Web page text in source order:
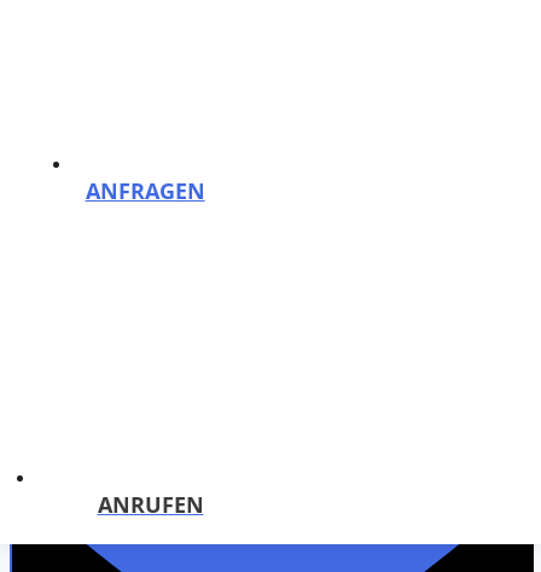
Reinigungsfirma PutzHelden Berlin: Gebäudereinigung und mehr
ANFRAGEN
ANRUFEN